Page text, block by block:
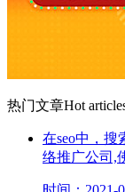
热门文章Hot
在seo中，搜
络推广公司,